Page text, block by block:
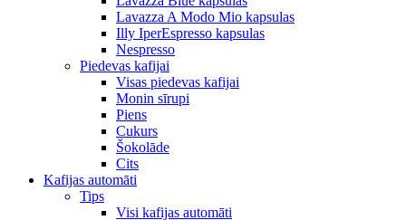
Lavazza A Modo Mio kapsulas
Illy IperEspresso kapsulas
Nespresso
Piedevas kafijai
Visas piedevas kafijai
Monin sīrupi
Piens
Cukurs
Šokolāde
Cits
Kafijas automāti
Tips
Visi kafijas automāti